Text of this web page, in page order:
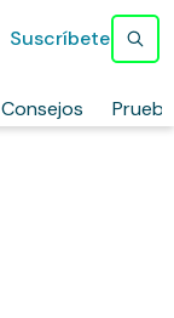
Consejos
Suscríbete